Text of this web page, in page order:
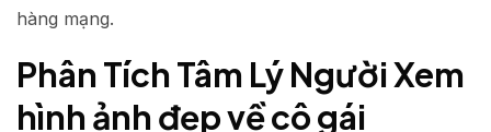
hàng mạng.
Phân Tích Tâm Lý Người Xem
hình ảnh đẹp về cô gái